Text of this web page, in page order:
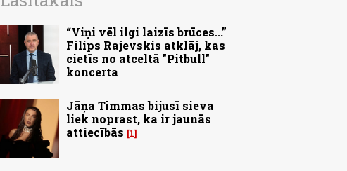
“Viņi vēl ilgi laizīs brūces...”
Filips Rajevskis atklāj, kas
cietīs no atceltā "Pitbull"
koncerta
Jāņa Timmas bijusī sieva
liek noprast, ka ir jaunās
attiecībās
1